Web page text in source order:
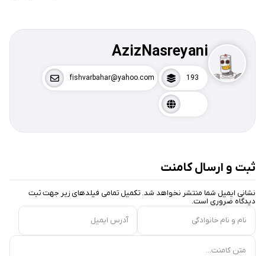
AzizNasreyani
193
fishvarbahar@yahoo.com
ثبت و ارسال کامنت
نشانی ایمیل شما منتشر نخواهد شد. تکمیل تمامی فیلد‌های زیر جهت ثبت
دیدگاه ضروری است.
نام و نام خانوادگی
آدرس ایمیل
متن کامنت...